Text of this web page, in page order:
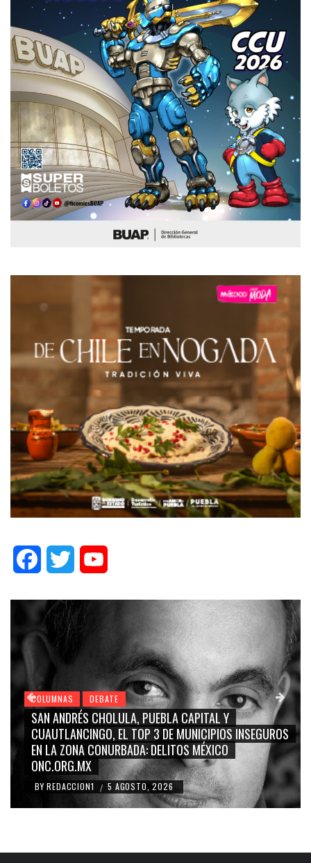
FacebookTwitter
COLUMNAS DEBATE
GRACE PALOMARES, NAY SALVATORI, SERGIO MAYER,
CARMEN SALINAS “LA CORCHOLATA”, CUAUHTÉMOC
BLANCO, SILVIA PINAL: LA TRIVIALIZACIÓN Y
RIDICULIZACIÓN DE LA REPRESENTACIÓN CIUDADANA
BY REDACCION1 / 4 AGOSTO, 2026